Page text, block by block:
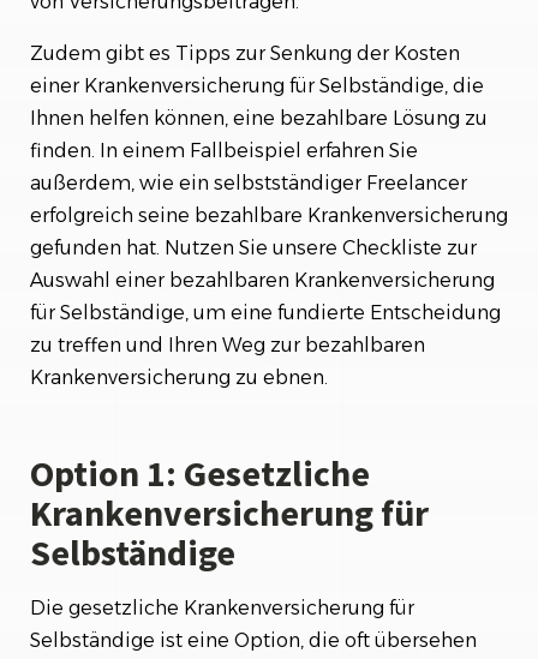
Zudem gibt es Tipps zur Senkung der Kosten
einer Krankenversicherung für Selbständige, die
Ihnen helfen können, eine bezahlbare Lösung zu
finden. In einem Fallbeispiel erfahren Sie
außerdem, wie ein selbstständiger Freelancer
erfolgreich seine bezahlbare Krankenversicherung
gefunden hat. Nutzen Sie unsere Checkliste zur
Auswahl einer bezahlbaren Krankenversicherung
für Selbständige, um eine fundierte Entscheidung
zu treffen und Ihren Weg zur bezahlbaren
Krankenversicherung zu ebnen.
Option 1: Gesetzliche
Krankenversicherung für
Selbständige
Die gesetzliche Krankenversicherung für
Selbständige ist eine Option, die oft übersehen